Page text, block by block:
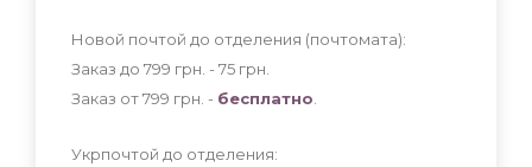
Новой почтой до отделения (почтомата):
Заказ до 799 грн. - 75 грн
Заказ от 799 грн. - бесплатно
Укрпочтой до отделения: